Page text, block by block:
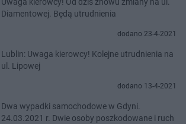
Diamentowej. Będą utrudnienia
dodano 23-4-2021
Lublin: Uwaga kierowcy! Kolejne utrudnienia na
ul. Lipowej
dodano 13-4-2021
Dwa wypadki samochodowe w Gdyni.
24.03.2021 r. Dwie osoby poszkodowane i ruch